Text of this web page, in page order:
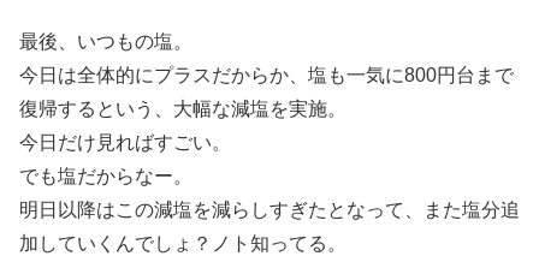
最後、いつもの塩。
今日は全体的にプラスだからか、塩も一気に800円台まで
復帰するという、大幅な減塩を実施。
今日だけ見ればすごい。
でも塩だからなー。
明日以降はこの減塩を減らしすぎたとなって、また塩分追
加していくんでしょ？ノト知ってる。